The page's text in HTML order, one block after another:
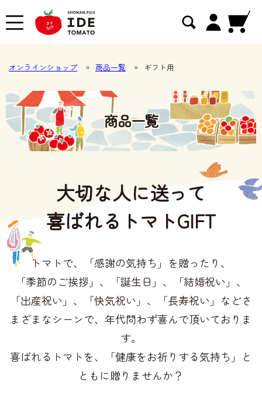
オンラインショップ » 商品一覧 » ギフト用
商品一覧
大切な人に送って
喜ばれるトマトGIFT
トマトで、「感謝の気持ち」を贈ったり、
「季節のご挨拶」、「誕生日」、「結婚祝い」、
「出産祝い」、「快気祝い」、「長寿祝い」などさ
まざまなシーンで、年代問わず喜んで頂いておりま
す。
喜ばれるトマトを、「健康をお祈りする気持ち」と
ともに贈りませんか？